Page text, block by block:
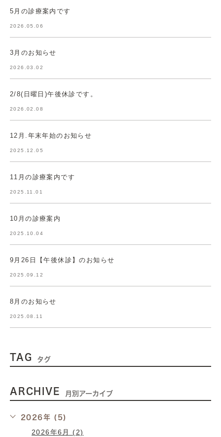
5月の診療案内です
2026.05.06
3月のお知らせ
2026.03.02
2/8(日曜日)午後休診です。
2026.02.08
12月.年末年始のお知らせ
2025.12.05
11月の診療案内です
2025.11.01
10月の診療案内
2025.10.04
9月26日【午後休診】のお知らせ
2025.09.12
8月のお知らせ
2025.08.11
TAG タグ
ARCHIVE 月別アーカイブ
2026年 (5)
2026年6月 (2)